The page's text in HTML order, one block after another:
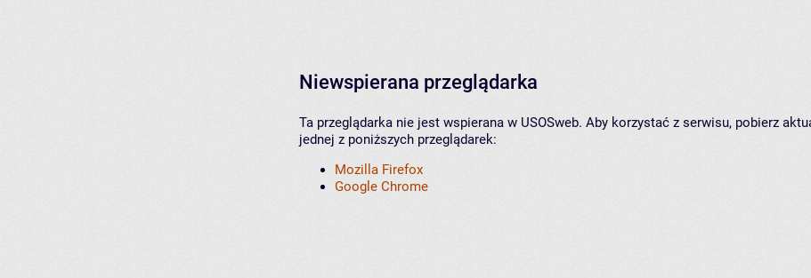
Niewspierana przeglądarka
Ta przeglądarka nie jest wspierana w USOSweb. Aby korzystać z serwisu, pobierz
jednej z poniższych przeglądarek:
Mozilla Firefox
Google Chrome